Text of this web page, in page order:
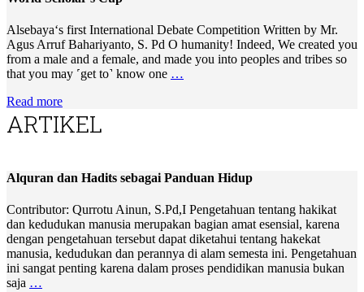
Alsebaya‘s first International Debate Competition Written by Mr.
Agus Arruf Bahariyanto, S. Pd O humanity! Indeed, We created you
from a male and a female, and made you into peoples and tribes so
that you may ˹get to˺ know one …
Read more
ARTIKEL
Alquran dan Hadits sebagai Panduan Hidup
Contributor: Qurrotu Ainun, S.Pd,I Pengetahuan tentang hakikat
dan kedudukan manusia merupakan bagian amat esensial, karena
dengan pengetahuan tersebut dapat diketahui tentang hakekat
manusia, kedudukan dan perannya di alam semesta ini. Pengetahuan
ini sangat penting karena dalam proses pendidikan manusia bukan
saja …